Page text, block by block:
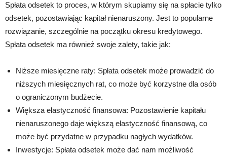
Spłata odsetek to proces, w którym skupiamy się na spłacie tylko
odsetek, pozostawiając kapitał nienaruszony. Jest to popularne
rozwiązanie, szczególnie na początku okresu kredytowego.
Spłata odsetek ma również swoje zalety, takie jak:
Niższe miesięczne raty: Spłata odsetek może prowadzić do
niższych miesięcznych rat, co może być korzystne dla osób
o ograniczonym budżecie.
Większa elastyczność finansowa: Pozostawienie kapitału
nienaruszonego daje większą elastyczność finansową, co
może być przydatne w przypadku nagłych wydatków.
Inwestycje: Spłata odsetek może dać nam możliwość